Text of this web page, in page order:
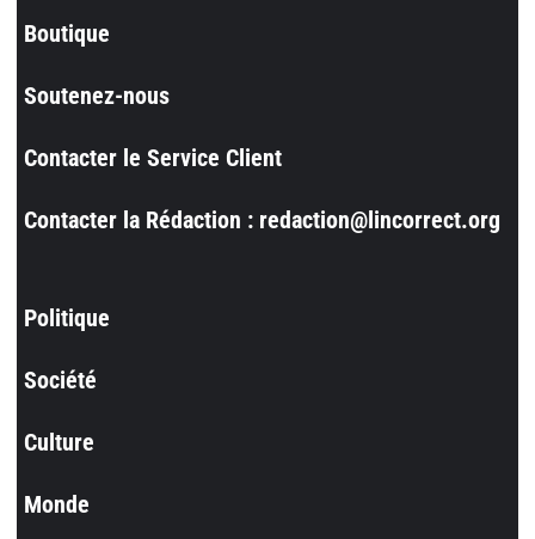
Boutique
Soutenez-nous
Contacter le Service Client
Contacter la Rédaction : redaction@lincorrect.org
Politique
Société
Culture
Monde